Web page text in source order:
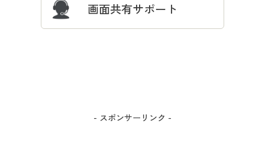
画面共有サポート
- スポンサーリンク -